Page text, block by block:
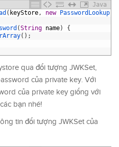
Java
( keyStore , new PasswordLookup
(String name)
{
( ) ;
qua đối tượng JWKSet,
của private key. Với
của private key giống với
bạn nhé!
tin đối tượng JWKSet của